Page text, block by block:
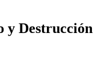
y Destrucción